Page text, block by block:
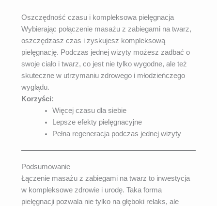
Oszczędność czasu i kompleksowa pielęgnacja
Wybierając połączenie masażu z zabiegami na twarz,
oszczędzasz czas i zyskujesz kompleksową
pielęgnację. Podczas jednej wizyty możesz zadbać o
swoje ciało i twarz, co jest nie tylko wygodne, ale też
skuteczne w utrzymaniu zdrowego i młodzieńczego
wyglądu.
Korzyści:
Więcej czasu dla siebie
Lepsze efekty pielęgnacyjne
Pełna regeneracja podczas jednej wizyty
Podsumowanie
Łączenie masażu z zabiegami na twarz to inwestycja
w kompleksowe zdrowie i urodę. Taka forma
pielęgnacji pozwala nie tylko na głęboki relaks, ale